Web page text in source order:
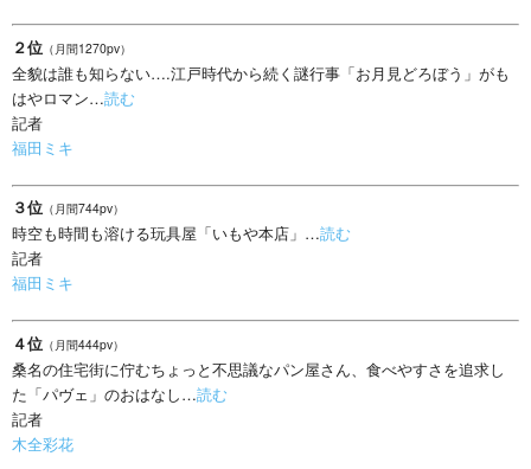
２位 （月間1270pv）
全貌は誰も知らない….江戸時代から続く謎行事「お月見どろぼう」がも
はやロマン…読む
記者
福田ミキ
３位 （月間744pv）
時空も時間も溶ける玩具屋「いもや本店」…読む
記者
福田ミキ
４位 （月間444pv）
桑名の住宅街に佇むちょっと不思議なパン屋さん、食べやすさを追求し
た「パヴェ」のおはなし…読む
記者
木全彩花